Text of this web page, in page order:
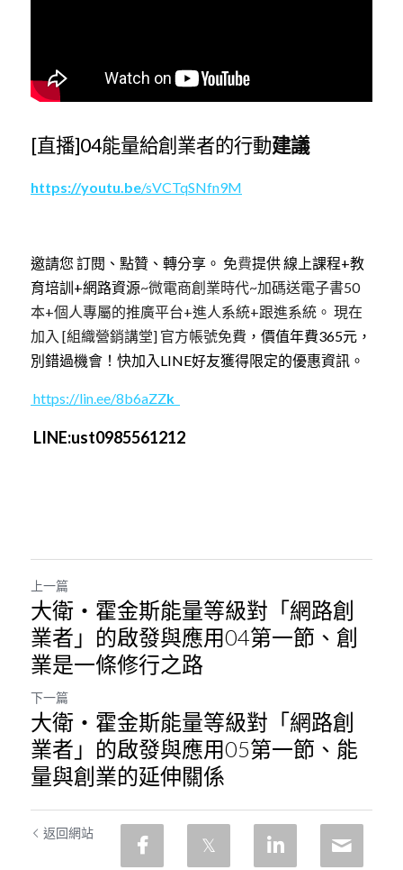
[直播]04能量給創業者的行動建議
https://youtu.be/sVCTqSNfn9M
邀請您 訂閱、點贊、轉分享。 免費提供 線上課程+教
育培訓+網路資源~微電商創業時代~加碼送電子書50
本+個人專屬的推廣平台+進人系統+跟進系統。 現在
加入 [組織營銷講堂] 官方帳號免費 ，價值年費365元，
別錯過機會！快加入LINE好友獲得限定的優惠資訊。
https://lin.ee/8b6aZZk
LINE:ust0985561212
上一篇
大衛・霍金斯能量等級對「網路創
業者」的啟發與應用04第一節、創
業是一條修行之路
下一篇
大衛・霍金斯能量等級對「網路創
業者」的啟發與應用05第一節、能
量與創業的延伸關係
返回網站